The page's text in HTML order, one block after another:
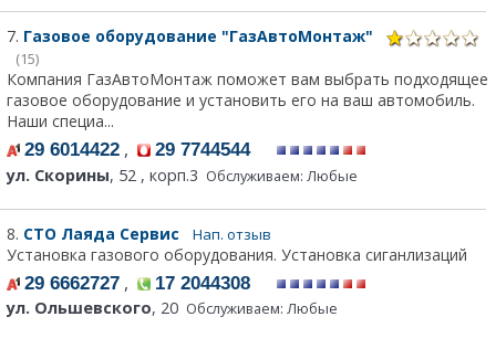
7. Газовое оборудование "ГазАвтоМонтаж"
(15)
Компания ГазАвтоМонтаж поможет вам выбрать подходящее
газовое оборудование и установить его на ваш автомобиль.
Наши специа...
29 6014422 ,
29 7744544
ул. Скорины, 52 , корп.3 Обслуживаем: Любые
8. СТО Лаяда Сервис Нап. отзыв
Установка газового оборудования. Установка сиганлизаций
29 6662727 ,
17 2044308
ул. Ольшевского, 20 Обслуживаем: Любые